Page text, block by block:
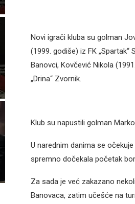
Novi igrači kluba su golman
(1999. godiše) iz FK „Spartak“
Banovci, Kovčević Nikola
„Drina“ Zvornik.
Klub su napustili golman
U narednim danima se
spremno dočekala početak
Za sada je već zakazano
Banovaca, zatim učešće na